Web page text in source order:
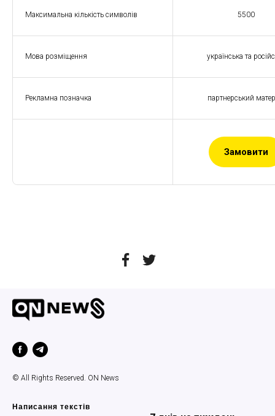
Максимальна кількість символів 5500
Мова розміщення українська та
Рекламна позначка партнерський
Замовити
© All Rights Reserved. ON News
Написання текстів